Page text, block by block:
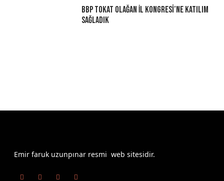
BBP Tokat Olağan İl Kongresi’ne Katılım
Sağladık
Emir faruk uzunpınar resmi web sitesidir.